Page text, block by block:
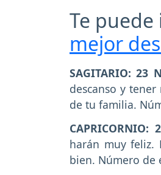
Te
mejor
SAGITARIO: 23
descanso y
de tu familia.
CAPRICORNIO:
harán muy feliz.
bien. Número de